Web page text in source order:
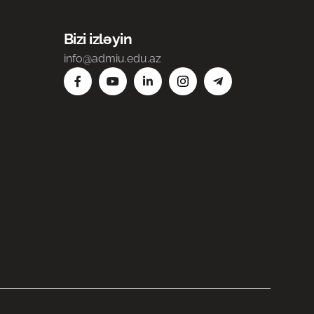
Bizi izləyin
info@admiu.edu.az